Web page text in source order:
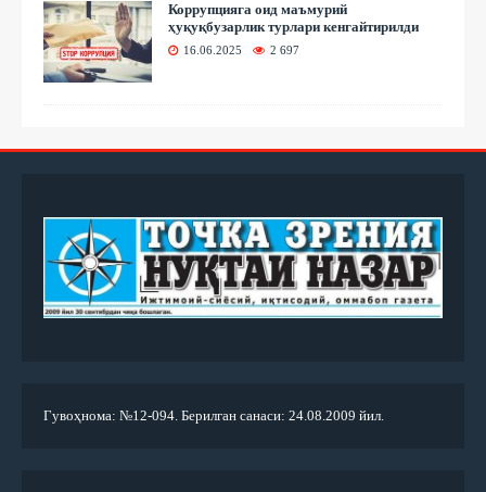
Коррупцияга оид маъмурий
ҳуқуқбузарлик турлари кенгайтирилди
16.06.2025 2 697
Гувоҳнома: №12-094. Берилган санаси: 24.08.2009 йил.